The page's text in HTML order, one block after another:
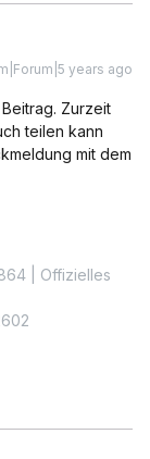
years ago
Zurzeit
teilen kann
mit dem
| Offizielles